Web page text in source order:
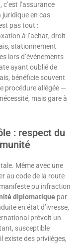
l’assurance
en cas
pas tout :
à l’achat, droit
stationnement
lors d’événements
ayant oublié de
bénéficie souvent
procédure allégée —
mais gare à
: respect du
Même avec une
au code de la route
ou infraction
diplomatique par
en état d’ivresse,
prévoit un
susceptible
existe des privilèges,